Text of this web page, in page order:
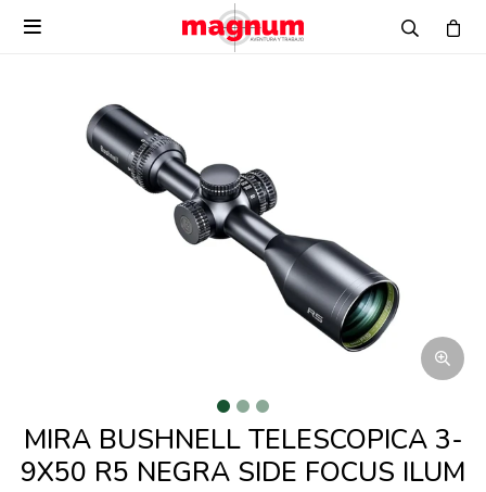

MIRA BUSHNELL TELESCOPICA 3-
9X50 R5 NEGRA SIDE FOCUS ILUM